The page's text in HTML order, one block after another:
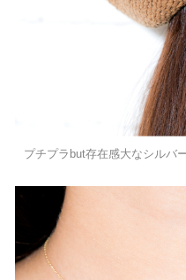
プチプラbut存在感大なシルバ